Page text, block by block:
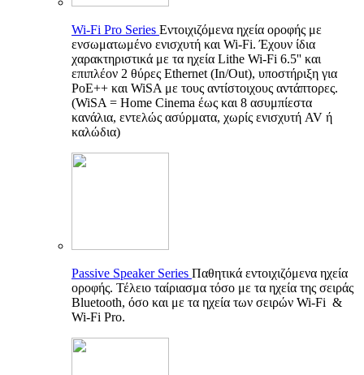
Wi-Fi Pro Series Εντοιχιζόμενα ηχεία οροφής με
ενσωματωμένο ενισχυτή και Wi-Fi. Έχουν ίδια
χαρακτηριστικά με τα ηχεία Lithe Wi-Fi 6.5'' και
επιπλέον 2 θύρες Ethernet (In/Out), υποστήριξη για
PoE++ και WiSA με τους αντίστοιχους αντάπτορες.
(WiSA = Home Cinema έως και 8 ασυμπίεστα
κανάλια, εντελώς ασύρματα, χωρίς ενισχυτή AV ή
καλώδια)
Passive Speaker Series Παθητικά εντοιχιζόμενα ηχεία
οροφής. Τέλειο ταίριασμα τόσο με τα ηχεία της σειράς
Bluetooth, όσο και με τα ηχεία των σειρών Wi-Fi &
Wi-Fi Pro.